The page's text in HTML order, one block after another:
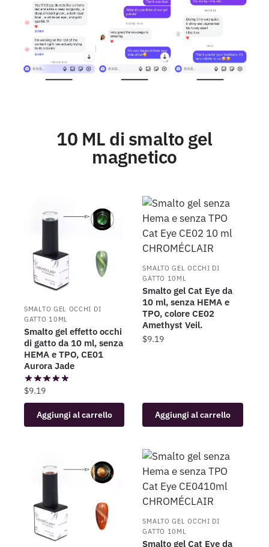
10 ML di smalto gel
magnetico
SMALTO GEL OCCHI DI
GATTO 10ML
Smalto gel effetto occhi
di gatto da 10 ml, senza
HEMA e TPO, CE01
Aurora Jade
$9.19
Aggiungi al carrello
SMALTO GEL OCCHI DI
GATTO 10ML
Smalto gel Cat Eye da
10 ml, senza HEMA e
TPO, colore CE02
Amethyst Veil.
$9.19
Aggiungi al carrello
SMALTO GEL OCCHI DI
GATTO 10ML
Smalto gel Cat Eye da